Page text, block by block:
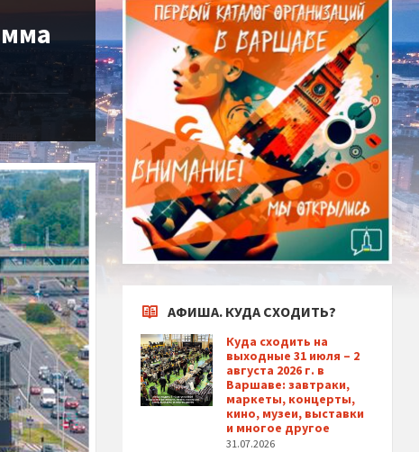
АФИША. КУДА СХОДИТЬ?
Куда сходить на
выходные 31 июля – 2
августа 2026 г. в
Варшаве: завтраки,
маркеты, концерты,
кино, музеи, выставки
и многое другое
31.07.2026